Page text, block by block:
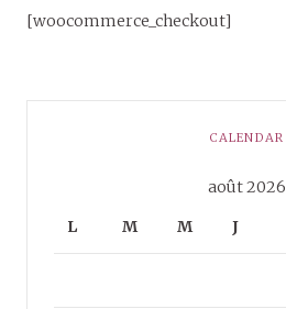
[woocommerce_checkout]
CALENDAR
août 2026
L
M M J